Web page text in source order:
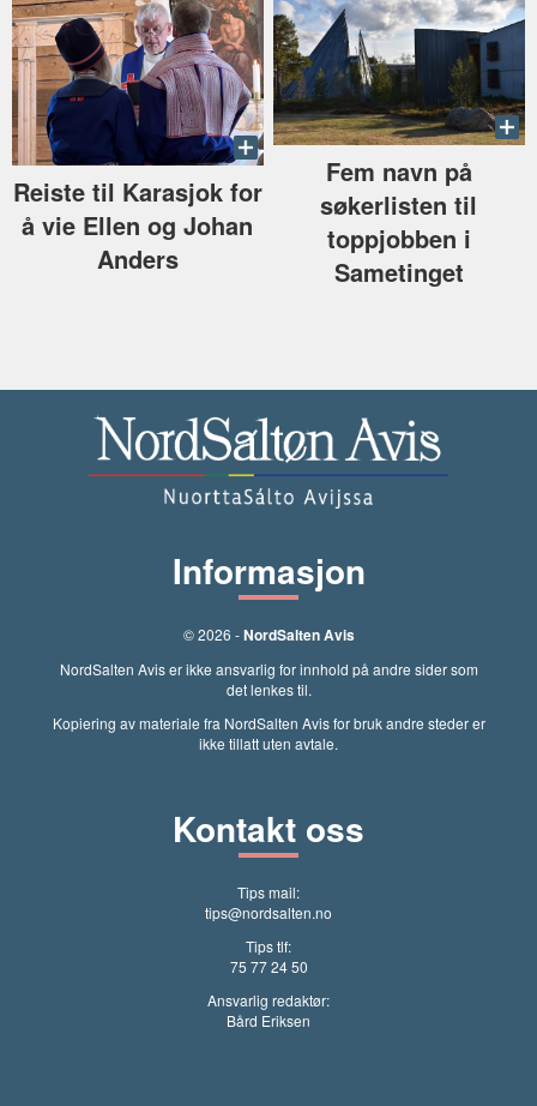
Reiste til Karasjok for
å vie Ellen og Johan
Anders
Fem navn på
søkerlisten til
toppjobben i
Sametinget
Informasjon
© 2026 -NordSalten Avis
NordSalten Avis er ikke ansvarlig for innhold på andre sider som
det lenkes til.
Kopiering av materiale fra NordSalten Avis for bruk andre steder er
ikke tillatt uten avtale.
Kontakt oss
Tips mail:
tips@nordsalten.no
Tips tlf:
75 77 24 50
Ansvarlig redaktør:
Bård Eriksen